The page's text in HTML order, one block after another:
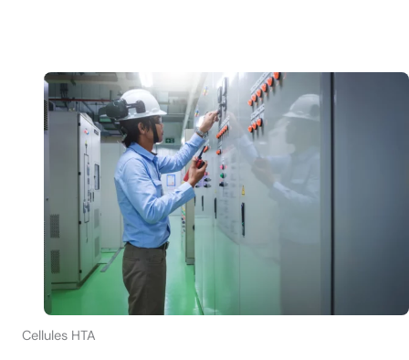
Cellules HTA